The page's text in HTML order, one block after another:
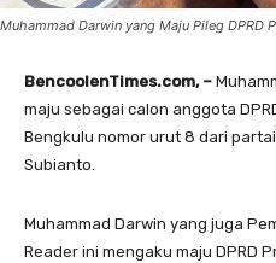
Muhammad Darwin yang Maju Pileg DPRD
BencoolenTimes.com, –
maju sebagai calon anggota
Bengkulu nomor urut 8 dari
Subianto.
Muhammad Darwin yang juga
Reader ini mengaku maju DPRD